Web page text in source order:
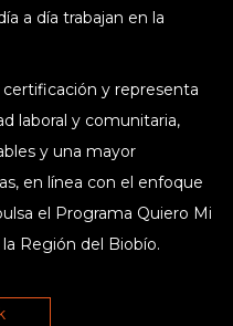
a día trabajan en la
y representa
laboral y comunitaria,
y una mayor
en línea con el enfoque
el Programa Quiero Mi
Región del Biobío.